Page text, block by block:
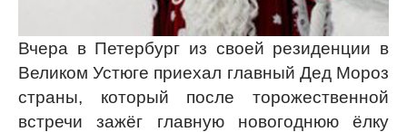
Вчера в Петербург из своей резиденции в
Великом Устюге приехал главный Дед Мороз
страны, который после торожественной
встречи зажёг главную новогоднюю ёлку